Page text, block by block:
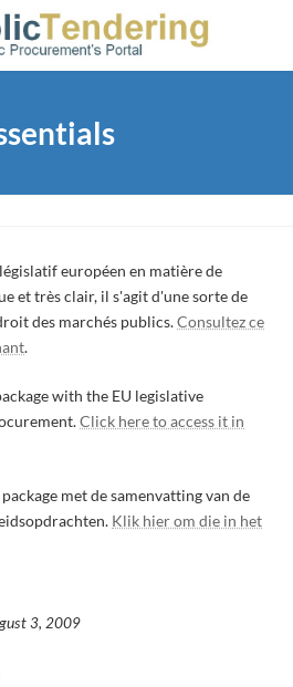
européen en matière de
et très clair, il s'agit d'une sorte de
des marchés publics.Consultez ce
.
with the EU legislative
Click here to access it in
met de samenvatting van de
Klik hier om die in het
3, 2009